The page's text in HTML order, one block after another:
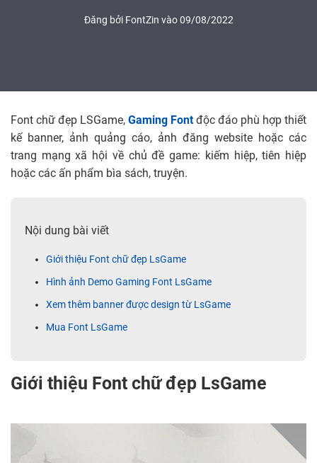
Đăng bởi FontZin vào 09/08/2022
Font chữ đẹp LSGame, Gaming Font độc đáo phù hợp thiết
kế banner, ảnh quảng cáo, ảnh đăng website hoặc các
trang mạng xã hội về chủ đề game: kiếm hiệp, tiên hiệp
hoặc các ấn phẩm bìa sách, truyện.
Nội dung bài viết
Giới thiệu Font chữ đẹp LsGame
Hình ảnh Demo Gaming Font LsGame
Xem thêm banner được design từ LsGame
Mua Font LsGame
Giới thiệu Font chữ đẹp LsGame